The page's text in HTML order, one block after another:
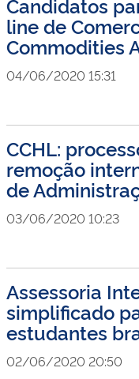
line de
Commodities
04/06/2020 15:31
CCHL:
remoção
de
03/06/2020 10:23
Assessoria
simplificado
estudantes
02/06/2020 20:50